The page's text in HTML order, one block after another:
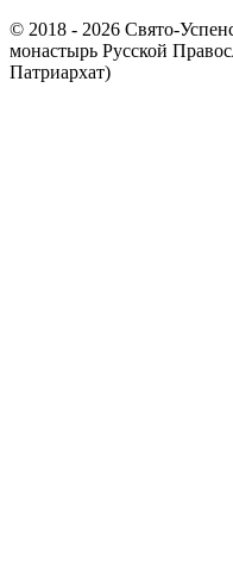
© 2018 - 2026 Свято-
монастырь Русской
Патриархат)